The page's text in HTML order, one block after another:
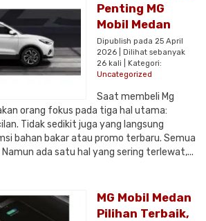
Penting MG
Mobil Medan
Dipublish pada 25 April
2026 | Dilihat sebanyak
26 kali | Kategori:
Uncategorized
Saat membeli Mg
orang fokus pada tiga hal utama:
Tidak sedikit juga yang langsung
bahan bakar atau promo terbaru. Semua
ada satu hal yang sering terlewat,...
MG Mobil Medan
Pilihan Terbaik,